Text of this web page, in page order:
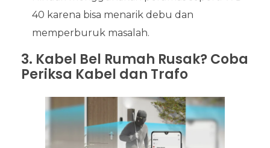
40 karena bisa menarik debu dan
memperburuk masalah.
3. Kabel Bel Rumah Rusak? Coba
Periksa Kabel dan Trafo